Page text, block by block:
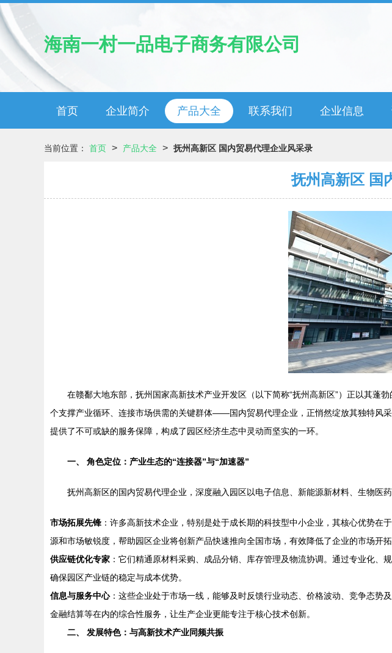
海南一村一品电子商务有限公司
首页 企业简介 产品大全 联系我们 企业信息
当前位置： 首页 > 产品大全 > 抚州高新区 国内贸易代理企业风采录
抚州高新区 国
在赣鄱大地东部，抚州国家高新技术产业开发区（以下简称“抚州高新区”）正以其
个支撑产业循环、连接市场供需的关键群体——国内贸易代理企业，正悄然绽放其独特风
提供了不可或缺的服务保障，构成了园区经济生态中灵动而坚实的一环。
一、 角色定位：产业生态的“连接器”与“加速器”
抚州高新区的国内贸易代理企业，深度融入园区以电子信息、新能源新材料、生物医
市场拓展先锋 ：许多高新技术企业，特别是处于成长期的科技型中小企业，其核心优势
源和市场敏锐度，帮助园区企业将创新产品快速推向全国市场，有效降低了企业的市场开拓
供应链优化专家 ：它们精通原材料采购、成品分销、库存管理及物流协调。通过专业化
确保园区产业链的稳定与成本优势。
信息与服务中心：这些企业处于市场一线，能够及时反馈行业动态、价格波动、竞争态势
金融结算等在内的综合性服务，让生产企业更能专注于核心技术创新。
二、 发展特色：与高新技术产业同频共振